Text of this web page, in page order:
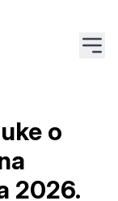
o
2026.